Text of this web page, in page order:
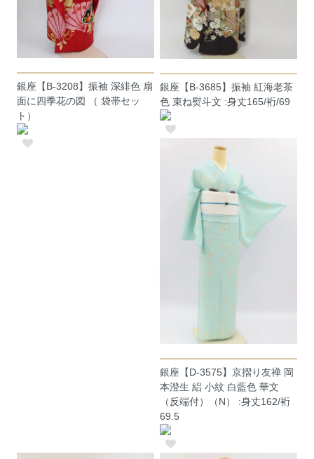
銀座【B-3208】振袖 深緋色 扇
面に四季花の図 （ 袋帯セッ
ト）
銀座【B-3685】振袖 紅海老茶
色 束ね熨斗文 :身丈165/裄/69
銀座【D-3575】京摺り友禅 岡
本澄生 絽 小紋 白藍色 華文
（反端付）（N） :身丈162/裄
69.5